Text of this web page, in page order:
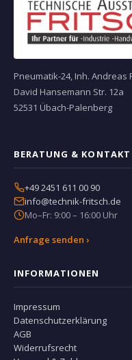
Pneumatik-24, Inh. Andreas
David Hansemann Str. 12a
52531 Übach-Palenberg
BERATUNG & KONTAKT
+49 2451 611 00 90
info@technik-fritsch.de
Mo–Fr: 9:00 – 16:00 Uhr
Anfrage senden ›
INFORMATIONEN
Impressum
Datenschutzerklärung
AGB
Widerrufsrecht